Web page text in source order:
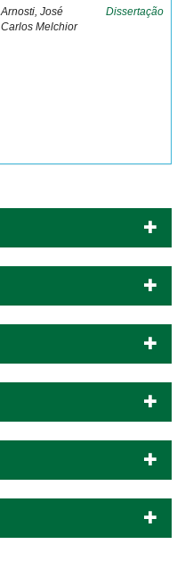
Arnosti, José
Carlos Melchior
Dissertação